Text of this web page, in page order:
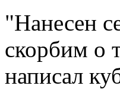
"Нанесен
скорбим о
написал